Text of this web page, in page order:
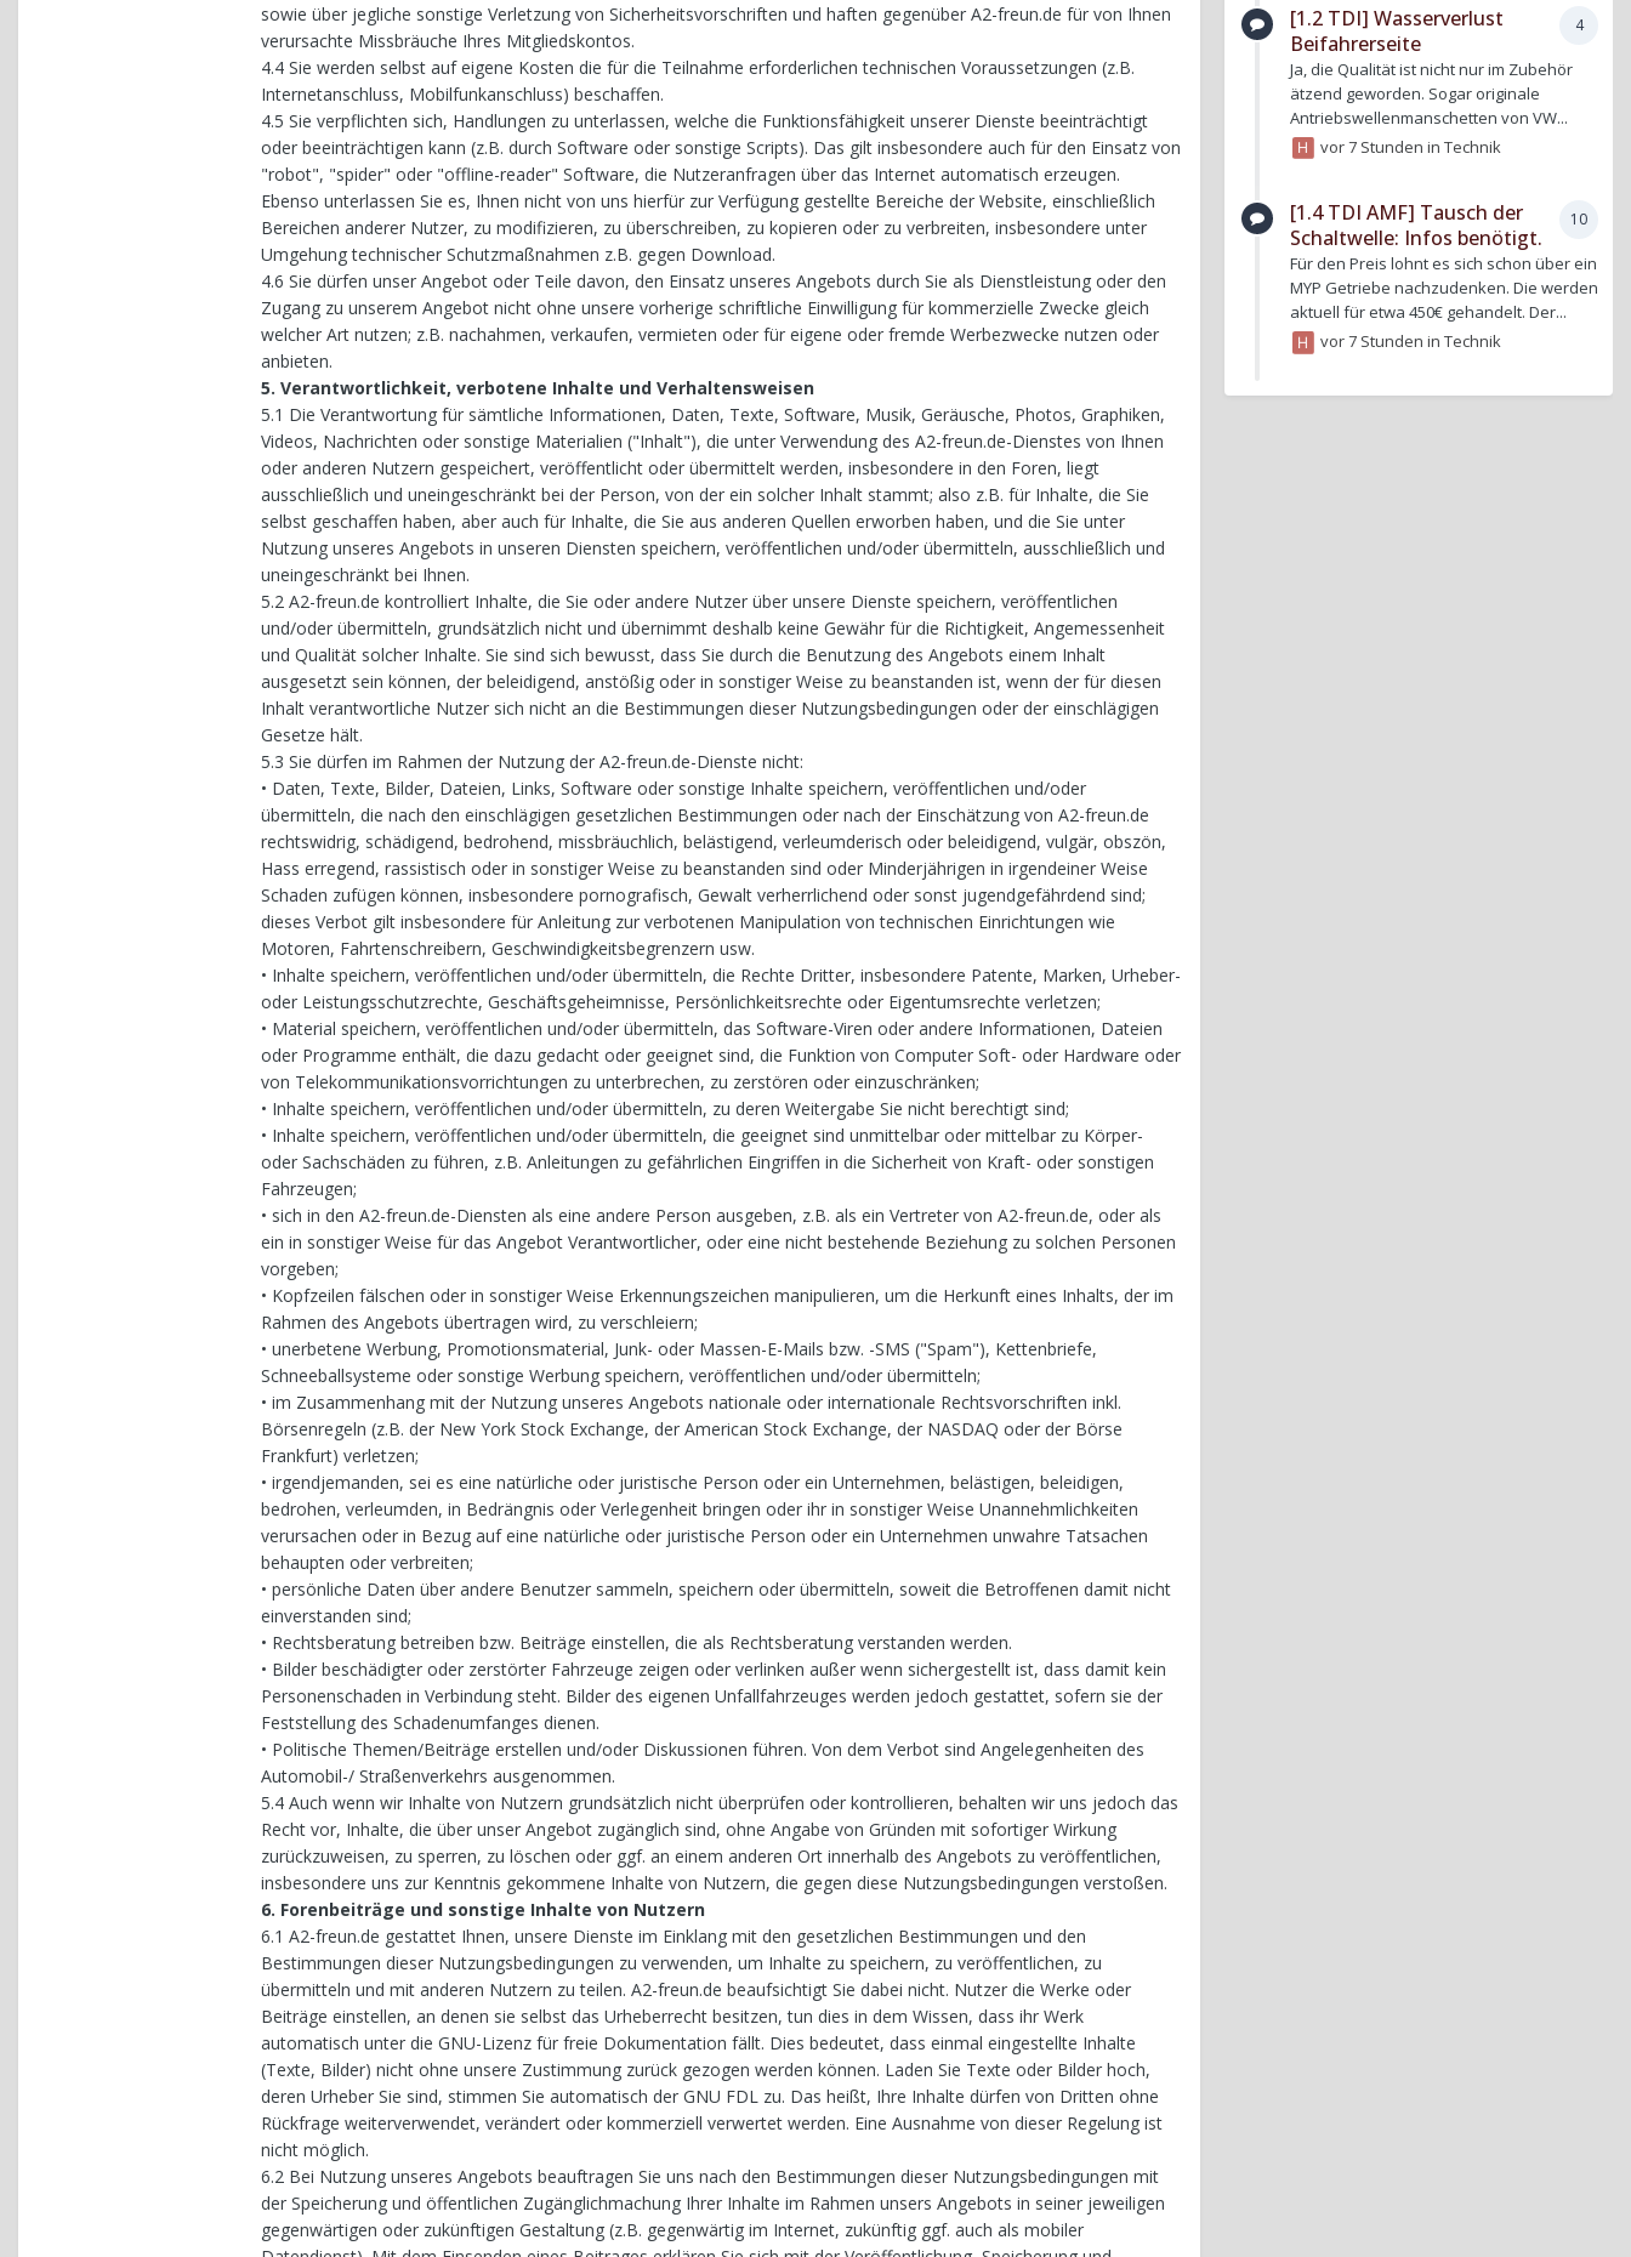
sowie über jegliche sonstige Verletzung von Sicherheitsvorschriften und haften gegenüber A2-freun.de für von Ihnen
verursachte Missbräuche Ihres Mitgliedskontos.
4.4 Sie werden selbst auf eigene Kosten die für die Teilnahme erforderlichen technischen Voraussetzungen (z.B.
Internetanschluss, Mobilfunkanschluss) beschaffen.
4.5 Sie verpflichten sich, Handlungen zu unterlassen, welche die Funktionsfähigkeit unserer Dienste beeinträchtigt
oder beeinträchtigen kann (z.B. durch Software oder sonstige Scripts). Das gilt insbesondere auch für den Einsatz von
"robot", "spider" oder "offline-reader" Software, die Nutzeranfragen über das Internet automatisch erzeugen.
Ebenso unterlassen Sie es, Ihnen nicht von uns hierfür zur Verfügung gestellte Bereiche der Website, einschließlich
Bereichen anderer Nutzer, zu modifizieren, zu überschreiben, zu kopieren oder zu verbreiten, insbesondere unter
Umgehung technischer Schutzmaßnahmen z.B. gegen Download.
4.6 Sie dürfen unser Angebot oder Teile davon, den Einsatz unseres Angebots durch Sie als Dienstleistung oder den
Zugang zu unserem Angebot nicht ohne unsere vorherige schriftliche Einwilligung für kommerzielle Zwecke gleich
welcher Art nutzen; z.B. nachahmen, verkaufen, vermieten oder für eigene oder fremde Werbezwecke nutzen oder
anbieten.
5. Verantwortlichkeit, verbotene Inhalte und Verhaltensweisen
5.1 Die Verantwortung für sämtliche Informationen, Daten, Texte, Software, Musik, Geräusche, Photos, Graphiken,
Videos, Nachrichten oder sonstige Materialien ("Inhalt"), die unter Verwendung des A2-freun.de-Dienstes von Ihnen
oder anderen Nutzern gespeichert, veröffentlicht oder übermittelt werden, insbesondere in den Foren, liegt
ausschließlich und uneingeschränkt bei der Person, von der ein solcher Inhalt stammt; also z.B. für Inhalte, die Sie
selbst geschaffen haben, aber auch für Inhalte, die Sie aus anderen Quellen erworben haben, und die Sie unter
Nutzung unseres Angebots in unseren Diensten speichern, veröffentlichen und/oder übermitteln, ausschließlich und
uneingeschränkt bei Ihnen.
5.2 A2-freun.de kontrolliert Inhalte, die Sie oder andere Nutzer über unsere Dienste speichern, veröffentlichen
und/oder übermitteln, grundsätzlich nicht und übernimmt deshalb keine Gewähr für die Richtigkeit, Angemessenheit
und Qualität solcher Inhalte. Sie sind sich bewusst, dass Sie durch die Benutzung des Angebots einem Inhalt
ausgesetzt sein können, der beleidigend, anstößig oder in sonstiger Weise zu beanstanden ist, wenn der für diesen
Inhalt verantwortliche Nutzer sich nicht an die Bestimmungen dieser Nutzungsbedingungen oder der einschlägigen
Gesetze hält.
5.3 Sie dürfen im Rahmen der Nutzung der A2-freun.de-Dienste nicht:
• Daten, Texte, Bilder, Dateien, Links, Software oder sonstige Inhalte speichern, veröffentlichen und/oder
übermitteln, die nach den einschlägigen gesetzlichen Bestimmungen oder nach der Einschätzung von A2-freun.de
rechtswidrig, schädigend, bedrohend, missbräuchlich, belästigend, verleumderisch oder beleidigend, vulgär, obszön,
Hass erregend, rassistisch oder in sonstiger Weise zu beanstanden sind oder Minderjährigen in irgendeiner Weise
Schaden zufügen können, insbesondere pornografisch, Gewalt verherrlichend oder sonst jugendgefährdend sind;
dieses Verbot gilt insbesondere für Anleitung zur verbotenen Manipulation von technischen Einrichtungen wie
Motoren, Fahrtenschreibern, Geschwindigkeitsbegrenzern usw.
• Inhalte speichern, veröffentlichen und/oder übermitteln, die Rechte Dritter, insbesondere Patente, Marken, Urheber-
oder Leistungsschutzrechte, Geschäftsgeheimnisse, Persönlichkeitsrechte oder Eigentumsrechte verletzen;
• Material speichern, veröffentlichen und/oder übermitteln, das Software-Viren oder andere Informationen, Dateien
oder Programme enthält, die dazu gedacht oder geeignet sind, die Funktion von Computer Soft- oder Hardware oder
von Telekommunikationsvorrichtungen zu unterbrechen, zu zerstören oder einzuschränken;
• Inhalte speichern, veröffentlichen und/oder übermitteln, zu deren Weitergabe Sie nicht berechtigt sind;
• Inhalte speichern, veröffentlichen und/oder übermitteln, die geeignet sind unmittelbar oder mittelbar zu Körper-
oder Sachschäden zu führen, z.B. Anleitungen zu gefährlichen Eingriffen in die Sicherheit von Kraft- oder sonstigen
Fahrzeugen;
• sich in den A2-freun.de-Diensten als eine andere Person ausgeben, z.B. als ein Vertreter von A2-freun.de, oder als
ein in sonstiger Weise für das Angebot Verantwortlicher, oder eine nicht bestehende Beziehung zu solchen Personen
vorgeben;
• Kopfzeilen fälschen oder in sonstiger Weise Erkennungszeichen manipulieren, um die Herkunft eines Inhalts, der im
Rahmen des Angebots übertragen wird, zu verschleiern;
• unerbetene Werbung, Promotionsmaterial, Junk- oder Massen-E-Mails bzw. -SMS ("Spam"), Kettenbriefe,
Schneeballsysteme oder sonstige Werbung speichern, veröffentlichen und/oder übermitteln;
• im Zusammenhang mit der Nutzung unseres Angebots nationale oder internationale Rechtsvorschriften inkl.
Börsenregeln (z.B. der New York Stock Exchange, der American Stock Exchange, der NASDAQ oder der Börse
Frankfurt) verletzen;
• irgendjemanden, sei es eine natürliche oder juristische Person oder ein Unternehmen, belästigen, beleidigen,
bedrohen, verleumden, in Bedrängnis oder Verlegenheit bringen oder ihr in sonstiger Weise Unannehmlichkeiten
verursachen oder in Bezug auf eine natürliche oder juristische Person oder ein Unternehmen unwahre Tatsachen
behaupten oder verbreiten;
• persönliche Daten über andere Benutzer sammeln, speichern oder übermitteln, soweit die Betroffenen damit nicht
einverstanden sind;
• Rechtsberatung betreiben bzw. Beiträge einstellen, die als Rechtsberatung verstanden werden.
• Bilder beschädigter oder zerstörter Fahrzeuge zeigen oder verlinken außer wenn sichergestellt ist, dass damit kein
Personenschaden in Verbindung steht. Bilder des eigenen Unfallfahrzeuges werden jedoch gestattet, sofern sie der
Feststellung des Schadenumfanges dienen.
• Politische Themen/Beiträge erstellen und/oder Diskussionen führen. Von dem Verbot sind Angelegenheiten des
Automobil-/ Straßenverkehrs ausgenommen.
5.4 Auch wenn wir Inhalte von Nutzern grundsätzlich nicht überprüfen oder kontrollieren, behalten wir uns jedoch das
Recht vor, Inhalte, die über unser Angebot zugänglich sind, ohne Angabe von Gründen mit sofortiger Wirkung
zurückzuweisen, zu sperren, zu löschen oder ggf. an einem anderen Ort innerhalb des Angebots zu veröffentlichen,
insbesondere uns zur Kenntnis gekommene Inhalte von Nutzern, die gegen diese Nutzungsbedingungen verstoßen.
6. Forenbeiträge und sonstige Inhalte von Nutzern
6.1 A2-freun.de gestattet Ihnen, unsere Dienste im Einklang mit den gesetzlichen Bestimmungen und den
Bestimmungen dieser Nutzungsbedingungen zu verwenden, um Inhalte zu speichern, zu veröffentlichen, zu
übermitteln und mit anderen Nutzern zu teilen. A2-freun.de beaufsichtigt Sie dabei nicht. Nutzer die Werke oder
Beiträge einstellen, an denen sie selbst das Urheberrecht besitzen, tun dies in dem Wissen, dass ihr Werk
automatisch unter die GNU-Lizenz für freie Dokumentation fällt. Dies bedeutet, dass einmal eingestellte Inhalte
(Texte, Bilder) nicht ohne unsere Zustimmung zurück gezogen werden können. Laden Sie Texte oder Bilder hoch,
deren Urheber Sie sind, stimmen Sie automatisch der GNU FDL zu. Das heißt, Ihre Inhalte dürfen von Dritten ohne
Rückfrage weiterverwendet, verändert oder kommerziell verwertet werden. Eine Ausnahme von dieser Regelung ist
nicht möglich.
6.2 Bei Nutzung unseres Angebots beauftragen Sie uns nach den Bestimmungen dieser Nutzungsbedingungen mit
der Speicherung und öffentlichen Zugänglichmachung Ihrer Inhalte im Rahmen unsers Angebots in seiner jeweiligen
gegenwärtigen oder zukünftigen Gestaltung (z.B. gegenwärtig im Internet, zukünftig ggf. auch als mobiler
4
[1.2 TDI] Wasserverlust
Beifahrerseite
Ja, die Qualität ist nicht nur im Zubehör
ätzend geworden. Sogar originale
Antriebswellenmanschetten von VW...
vor 7 Stunden inTechnik
10
[1.4 TDI AMF] Tausch der
Schaltwelle: Infos benötigt.
Für den Preis lohnt es sich schon über ein
MYP Getriebe nachzudenken. Die werden
aktuell für etwa 450€ gehandelt. Der...
vor 7 Stunden inTechnik